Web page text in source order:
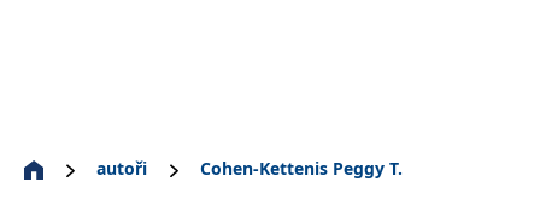
autoři Cohen-Kettenis Peggy T.